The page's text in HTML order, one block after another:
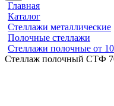
Главная
Каталог
Стеллажи металлические
Полочные стеллажи
Стеллажи полочные от
Стеллаж полочный СТФ